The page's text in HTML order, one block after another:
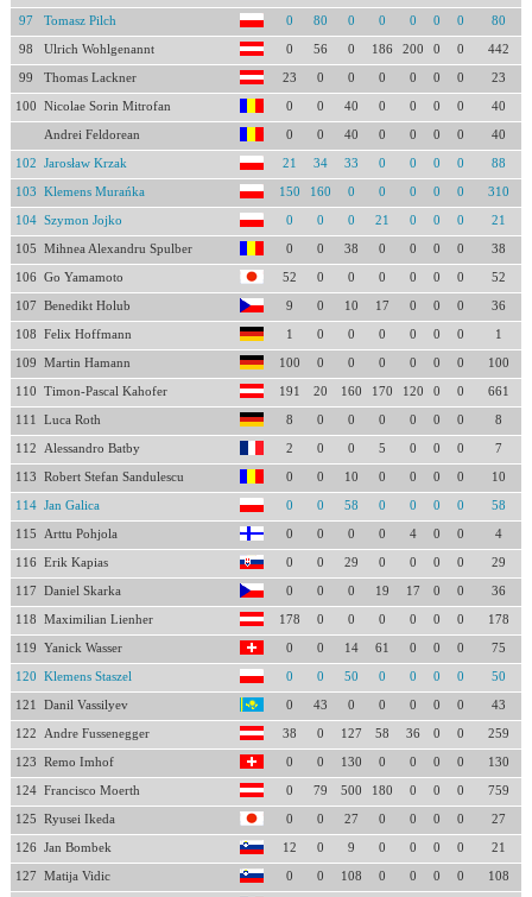
97 Tomasz Pilch 0 80 0 0 0 0 0 80
98 Ulrich Wohlgenannt 0 56 0 186 200 0 0 442
99 Thomas Lackner 23 0 0 0 0 0 0 23
100 Nicolae Sorin Mitrofan 0 0 40 0 0 0 0 40
Andrei Feldorean 0 0 40 0 0 0 0 40
102 Jarosław Krzak 21 34 33 0 0 0 0 88
103 Klemens Murańka 150 160 0 0 0 0 0 310
104 Szymon Jojko 0 0 0 21 0 0 0 21
105 Mihnea Alexandru Spulber 0 0 38 0 0 0 0 38
106 Go Yamamoto 52 0 0 0 0 0 0 52
107 Benedikt Holub 9 0 10 17 0 0 0 36
108 Felix Hoffmann 1 0 0 0 0 0 0 1
109 Martin Hamann 100 0 0 0 0 0 0 100
110 Timon-Pascal Kahofer 191 20 160 170 120 0 0 661
111 Luca Roth 8 0 0 0 0 0 0 8
112 Alessandro Batby 2 0 0 5 0 0 0 7
113 Robert Stefan Sandulescu 0 0 10 0 0 0 0 10
114 Jan Galica 0 0 58 0 0 0 0 58
115 Arttu Pohjola 0 0 0 0 4 0 0 4
116 Erik Kapias 0 0 29 0 0 0 0 29
117 Daniel Skarka 0 0 0 19 17 0 0 36
118 Maximilian Lienher 178 0 0 0 0 0 0 178
119 Yanick Wasser 0 0 14 61 0 0 0 75
120 Klemens Staszel 0 0 50 0 0 0 0 50
121 Danil Vassilyev 0 43 0 0 0 0 0 43
122 Andre Fussenegger 38 0 127 58 36 0 0 259
123 Remo Imhof 0 0 130 0 0 0 0 130
124 Francisco Moerth 0 79 500 180 0 0 0 759
125 Ryusei Ikeda 0 0 27 0 0 0 0 27
126 Jan Bombek 12 0 9 0 0 0 0 21
127 Matija Vidic 0 0 108 0 0 0 0 108